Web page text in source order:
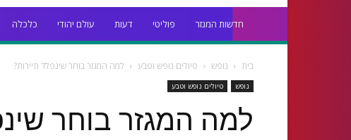
חדשות המגזר פוליטי דעות עולם יהודי כלכלה
בית נופש טיולים נופש וטבע למה המגזר בוחר שינפלד תיירות?
נופש טיולים נופש וטבע
למה המגזר בוחר